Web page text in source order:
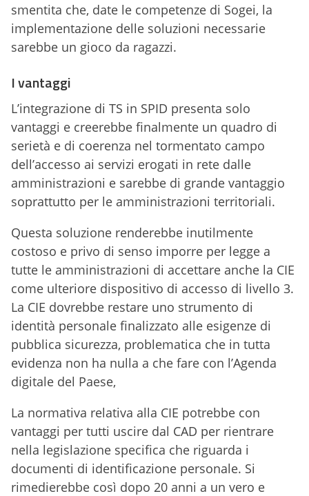
smentita che, date le competenze di Sogei, la
implementazione delle soluzioni necessarie
sarebbe un gioco da ragazzi.
I vantaggi
L’integrazione di TS in SPID presenta solo
vantaggi e creerebbe finalmente un quadro di
serietà e di coerenza nel tormentato campo
dell’accesso ai servizi erogati in rete dalle
amministrazioni e sarebbe di grande vantaggio
soprattutto per le amministrazioni territoriali.
Questa soluzione renderebbe inutilmente
costoso e privo di senso imporre per legge a
tutte le amministrazioni di accettare anche la CIE
come ulteriore dispositivo di accesso di livello 3.
La CIE dovrebbe restare uno strumento di
identità personale finalizzato alle esigenze di
pubblica sicurezza, problematica che in tutta
evidenza non ha nulla a che fare con l’Agenda
digitale del Paese,
La normativa relativa alla CIE potrebbe con
vantaggi per tutti uscire dal CAD per rientrare
nella legislazione specifica che riguarda i
documenti di identificazione personale. Si
rimedierebbe così dopo 20 anni a un vero e